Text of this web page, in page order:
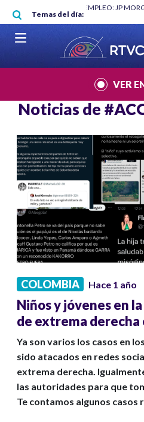
Pasar al contenido principal
Temas del día:
MÍNIMO NO DESTRUYÓ EMPLEO: JP
MUNDIAL 2026
|
VER
Noticias de
COLOMBIA Hace 1 año
Niños y jóvenes en
de extrema derecha
Ya son varios los casos en
sido atacados en redes
extrema derecha.
las autoridades para que
Te contamos algunos casos